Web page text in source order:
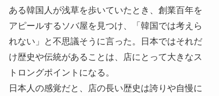
ある韓国人が浅草を歩いていたとき、創業百年を
アピールするソバ屋を見つけ、「韓国では考えら
れない」と不思議そうに言った。日本ではそれだ
け歴史や伝統があることは、店にとって大きなス
トロングポイントになる。
日本人の感覚だと、店の長い歴史は誇りや自慢に